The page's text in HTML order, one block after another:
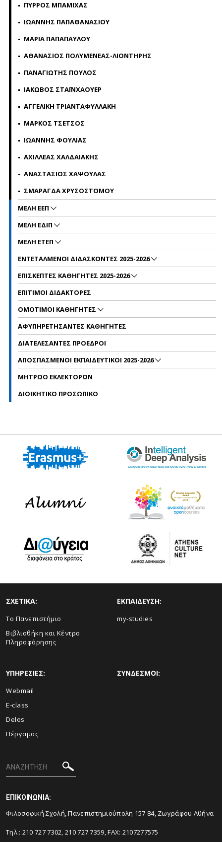
ΠΥΡΡΟΣ ΜΠΑΜΙΧΑΣ
ΙΩΑΝΝΗΣ ΠΑΠΑΘΑΝΑΣΙΟΥ
ΜΑΡΙΑ ΠΑΠΑΠΑΥΛΟΥ
ΑΘΑΝΑΣΙΟΣ ΠΟΛΥΜΕΝΕΑΣ-ΛΙΟΝΤΗΡΗΣ
ΠΑΝΑΓΙΩΤΗΣ ΠΟΥΛΟΣ
ΙΑΚΩΒΟΣ ΣΤΑΪΝΧΑΟΥΕΡ
ΑΓΓΕΛΙΚΗ ΤΡΙΑΝΤΑΦΥΛΛΑΚΗ
ΜΑΡΚΟΣ ΤΣΕΤΣΟΣ
ΙΩΑΝΝΗΣ ΦΟΥΛΙΑΣ
ΑΧΙΛΛΕΑΣ ΧΑΛΔΑΙΑΚΗΣ
ΑΝΑΣΤΑΣΙΟΣ ΧΑΨΟΥΛΑΣ
ΣΜΑΡΑΓΔΑ ΧΡΥΣΟΣΤΟΜΟΥ
ΜΕΛΗ ΕΕΠ
MΕΛΗ EΔΙΠ
ΜΕΛΗ ΕΤΕΠ
ΕΝΤΕΤΑΛΜΕΝΟΙ ΔΙΔΑΣΚΟΝΤΕΣ 2025-2026
ΕΠΙΣΚΕΠΤΕΣ ΚΑΘΗΓΗΤΕΣ 2025-2026
ΕΠΙΤΙΜΟΙ ΔΙΔΑΚΤΟΡΕΣ
ΟΜΟΤΙΜΟΙ ΚΑΘΗΓΗΤΕΣ
ΑΦΥΠΗΡΕΤΗΣΑΝΤΕΣ ΚΑΘΗΓΗΤΕΣ
ΔΙΑΤΕΛΕΣΑΝΤΕΣ ΠΡΟΕΔΡΟΙ
ΑΠΟΣΠΑΣΜΕΝΟΙ ΕΚΠΑΙΔΕΥΤΙΚΟΙ 2025-2026
ΜΗΤΡΩΟ ΕΚΛΕΚΤΟΡΩΝ
ΔΙΟΙΚΗΤΙΚΟ ΠΡΟΣΩΠΙΚΟ
ΣΧΕΤΙΚΑ:
Το Πανεπιστήμιο
Βιβλιοθήκη και Κέντρο
Πληροφόρησης
ΕΚΠΑΙΔΕΥΣΗ:
my-studies
ΥΠΗΡΕΣΙΕΣ:
Webmail
E-class
Delos
Πέργαμος
ΣΥΝΔΕΣΜΟΙ:
ΕΠΙΚΟΙΝΩΝΙΑ:
Φιλοσοφική Σχολή, Πανεπιστημιούπολη 157 84, Ζωγράφου Αθήνα
Τηλ.: 210 727 7302, 210 727 7359, FAX: 2107277575